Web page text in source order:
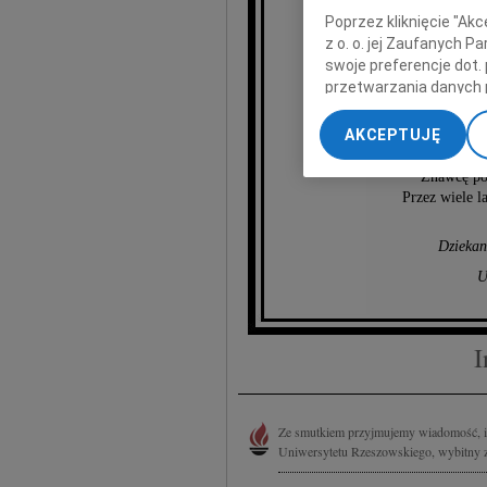
Znawcę
Przez wiele
Ze smutkiem przyjmujemy
Uniwersytetu Rzeszowskiego, wybitny
Poprzez kliknięcie
z o. o. jej Zaufanych
swoje preferencje dot.
przetwarzania danych
„Ustawienia
My, nasi Zaufani
dokładnych danych
Przechowywanie
AKCEPTUJĘ